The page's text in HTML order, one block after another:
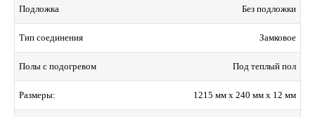
Подложка Без подложки
Тип соединения Замковое
Полы с подогревом Под теплый пол
Размеры: 1215 мм x 240 мм x 12 мм